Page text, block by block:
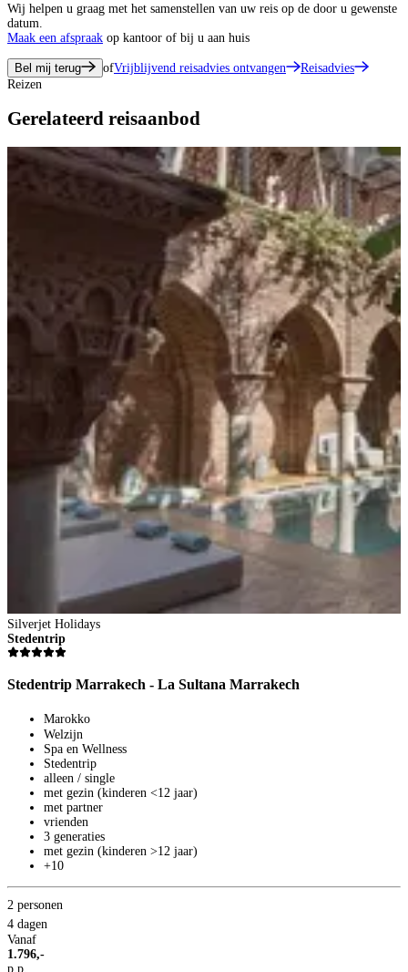
Wij helpen u graag met het samenstellen van uw reis op de door u gewenste
datum.
Maak een afspraak op kantoor of bij u aan huis
Bel mij terug ofVrijblijvend reisadvies ontvangen
Reisadvies
Reizen
Gerelateerd reisaanbod
Silverjet Holidays
Stedentrip
Stedentrip Marrakech - La Sultana Marrakech
Marokko
Welzijn
Spa en Wellness
Stedentrip
alleen / single
met gezin (kinderen <12 jaar)
met partner
vrienden
3 generaties
met gezin (kinderen >12 jaar)
+10
2 personen
4 dagen
Vanaf
1.796,-
p.p.